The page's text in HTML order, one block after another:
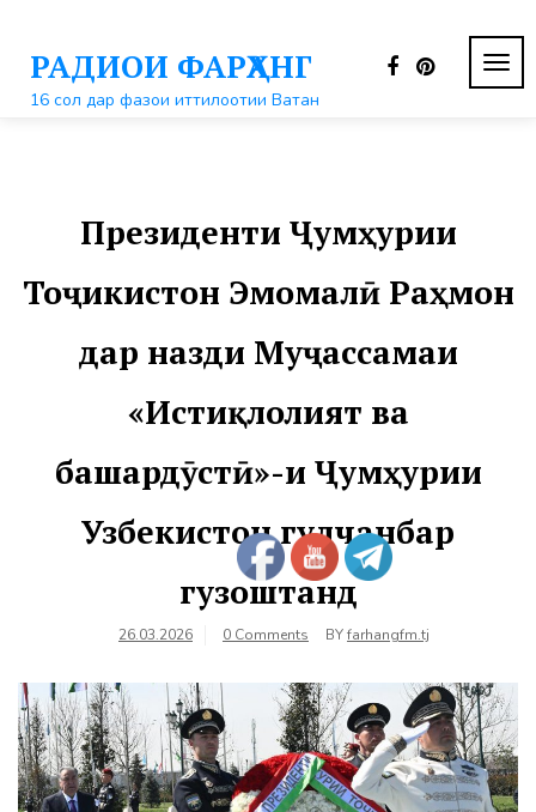
контентуРАДИОИ ФАРҲАНГ
16 сол дар фазои иттилоотии Ватан
Президенти Ҷумҳурии
Тоҷикистон Эмомалӣ Раҳмон
дар назди Муҷассамаи
«Истиқлолият ва
башардӯстӣ»-и Ҷумҳурии
Узбекистон гулчанбар
гузоштанд
26.03.2026 0 Comments BYfarhangfm.tj